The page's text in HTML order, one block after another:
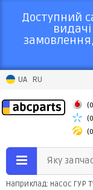
Доступний
UA RU
Яку
Наприклад: насос ГУР